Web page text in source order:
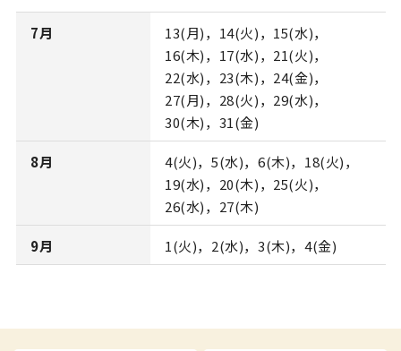
7月
13(月)，14(火)，15(水)，
16(木)，17(水)，21(火)，
22(水)，23(木)，24(金)，
27(月)，28(火)，29(水)，
30(木)，31(金)
8月
4(火)，5(水)，6(木)，18(火)，
19(水)，20(木)，25(火)，
26(水)，27(木)
9月 1(火)，2(水)，3(木)，4(金)